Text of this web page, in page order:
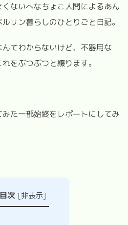
ないへなちょこ人間によるあん
リン暮らしのひとりごと日記。
てわからないけど、不器用な
をぶつぶつと綴ります。
た一部始終をレポートにしてみ
目次 [非表示]